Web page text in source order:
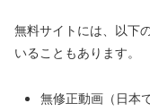
無料サイトには、以下
いることもあります。
無修正動画（日本